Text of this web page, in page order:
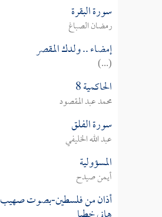
سورة البقرة
رمضان الصباغ
إمضاء .. ولدك المقصر
(...)
الحاكمية 8
محمد عبد المقصود
سورة الفلق
عبد الله الخليفي
المسؤولية
أيمن صيدح
أذان من فلسطين-بصوت صهيب